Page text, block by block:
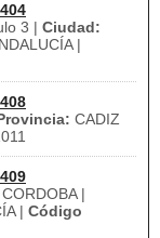
3 | Ciudad:
|
CADIZ
CORDOBA |
| Código